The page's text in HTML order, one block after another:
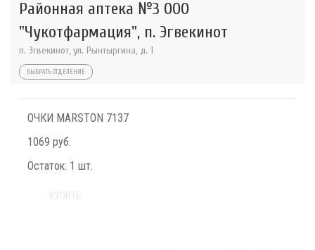
Районная аптека №3 ООО
"Чукотфармация", п. Эгвекинот
п. Эгвекинот, ул. Рынтыргина, д. 1
ВЫБРАТЬ ОТДЕЛЕНИЕ
ОЧКИ MARSTON 7137
1069 руб.
Остаток: 1 шт.